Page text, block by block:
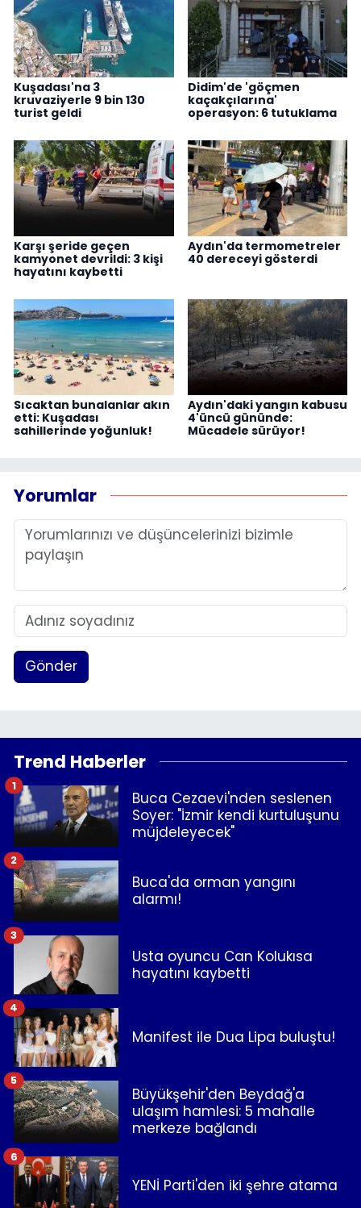
Kuşadası'na 3
kruvaziyerle 9 bin 130
turist geldi
Didim'de 'göçmen
kaçakçılarına'
operasyon: 6 tutuklama
Karşı şeride geçen
kamyonet devrildi: 3 kişi
hayatını kaybetti
Aydın'da termometreler
40 dereceyi gösterdi
Sıcaktan bunalanlar akın
etti: Kuşadası
sahillerinde yoğunluk!
Aydın'daki yangın kabusu
4'üncü gününde:
Mücadele sürüyor!
Yorumlar
Gönder
Trend Haberler
Buca Cezaevi'nden seslenen
Soyer: "İzmir kendi kurtuluşunu
müjdeleyecek"
1
Buca'da orman yangını
alarmı!
2
Usta oyuncu Can Kolukısa
hayatını kaybetti
3
Manifest ile Dua Lipa buluştu!
4
Büyükşehir'den Beydağ'a
ulaşım hamlesi: 5 mahalle
merkeze bağlandı
5
YENİ Parti'den iki şehre atama
6